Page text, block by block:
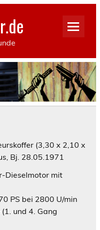
(3,30 x 2,10 x
Bj. 28.05.1971
Dieselmotor mit
PS bei 2800 U/min
und 4. Gang